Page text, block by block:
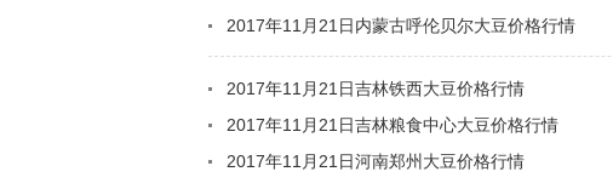
2017年11月21日内蒙古呼伦贝尔大豆价格行情
2017年11月21日吉林铁西大豆价格行情
2017年11月21日吉林粮食中心大豆价格行情
2017年11月21日河南郑州大豆价格行情